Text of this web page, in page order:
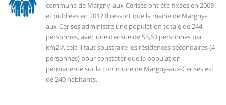
commune de Margny-aux-Cerises ont été fixées en 2009
et publiées en 2012.Il ressort que la mairie de Margny-
aux-Cerises administre une population totale de 244
personnes, avec une densite de 53,63 personnes par
km2.A cela il faut soustraire les résidences secondaires (4
personnes) pour constater que la population
permanente sur la commune de Margny-aux-Cerises est
de 240 habitants.